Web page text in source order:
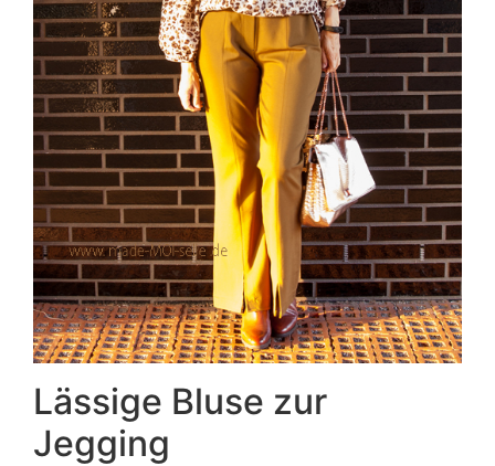
Lässige Bluse zur
Jegging